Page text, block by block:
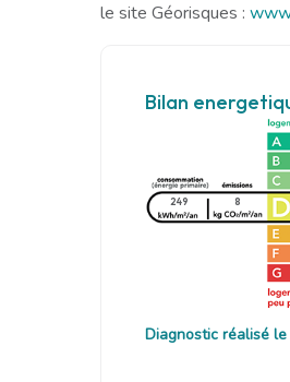
le site Géorisques :
Bilan
249 8
Diagnostic réalisé